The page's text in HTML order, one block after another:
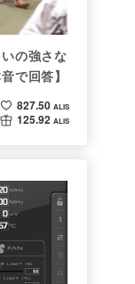
の強さな
で回答】
827.50 ALIS
125.92 ALIS